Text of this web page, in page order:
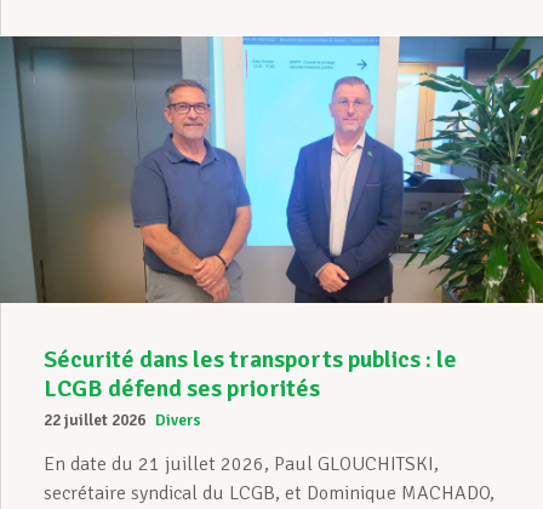
Sécurité dans les transports publics : le
LCGB défend ses priorités
22 juillet 2026 Divers
En date du 21 juillet 2026, Paul GLOUCHITSKI,
secrétaire syndical du LCGB, et Dominique MACHADO,